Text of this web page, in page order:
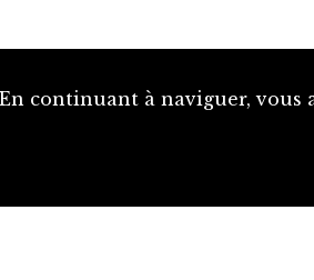
continuant à naviguer, vous